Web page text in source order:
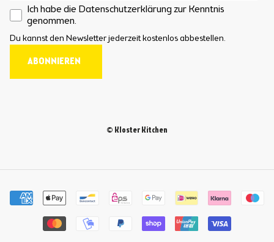
Ich habe die Datenschutzerklärung zur Kenntnis
genommen.
Du kannst den Newsletter jederzeit kostenlos abbestellen.
ABONNIEREN
© Kloster Kitchen